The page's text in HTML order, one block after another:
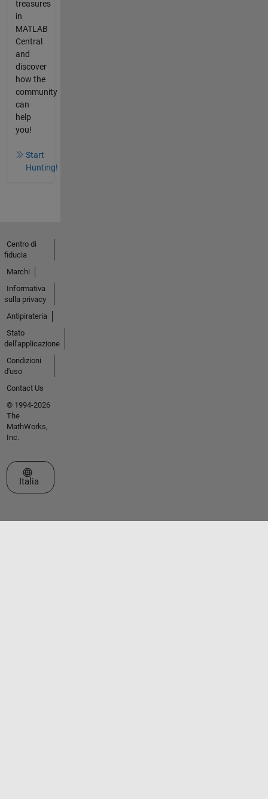
treasures
in
MATLAB
Central
and
discover
how the
community
can
help
you!
Start
Hunting!
Centro di
fiducia
Marchi
Informativa
sulla privacy
Antipirateria
Stato
dell'applicazione
Condizioni
d'uso
Contact Us
© 1994-2026
The
MathWorks,
Inc.
Seleziona un sito web
Italia